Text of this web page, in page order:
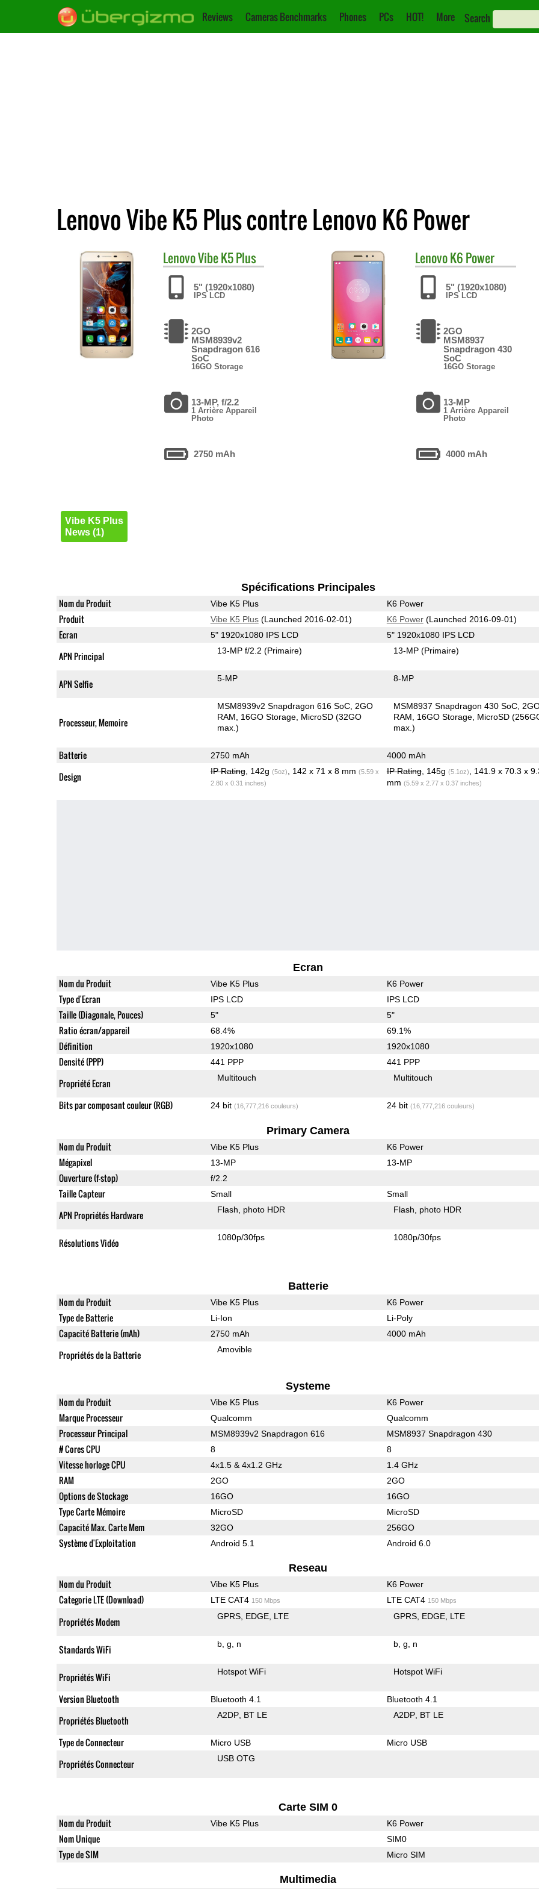
Reviews Cameras Benchmarks Phones PCs HOT! More Search
Lenovo Vibe K5 Plus contre Lenovo K6 Power
LenovoVibe K5 Plus
5" (1920x1080)
IPS LCD
2GO
MSM8939v2
Snapdragon 616
SoC
16GO Storage
13-MP, f/2.2
1 Arrière Appareil
Photo
2750 mAh
Vibe K5 Plus
News (1)
LenovoK6 Power
5" (1920x1080)
IPS LCD
2GO
MSM8937
Snapdragon 430
SoC
16GO Storage
13-MP
1 Arrière Appareil
Photo
4000 mAh
Spécifications Principales
Nom du Produit Vibe K5 Plus K6 Power
Produit Vibe K5 Plus(Launched 2016-02-01) K6 Power(Launched 2016-09-01)
Ecran 5" 1920x1080 IPS LCD 5" 1920x1080 IPS LCD
APN Principal 13-MP f/2.2(Primaire) 13-MP(Primaire)
APN Selfie 5-MP 8-MP
Processeur, Memoire
MSM8939v2 Snapdragon 616 SoC 2GO
RAM
16GO Storage MicroSD (32GO
max.)
MSM8937 Snapdragon 430 SoC
RAM
16GO Storage MicroSD
max.)
Batterie 2750 mAh 4000 mAh
Design IP Rating, 142g (5oz) , 142 x 71 x 8 mm (5.59 x
2.80 x 0.31 inches)
IP Rating, 145g (5.1oz)
, 141.9 x 70.3 x
mm (5.59 x 2.77 x 0.37 inches)
Ecran
Nom du Produit Vibe K5 Plus K6 Power
Type d'Ecran IPS LCD IPS LCD
Taille (Diagonale, Pouces) 5" 5"
Ratio écran/appareil 68.4% 69.1%
Définition 1920x1080 1920x1080
Densité (PPP) 441 PPP 441 PPP
Propriété Ecran Multitouch Multitouch
Bits par composant couleur (RGB) 24 bit (16,777,216 couleurs) 24 bit (16,777,216 couleurs)
Primary Camera
Nom du Produit Vibe K5 Plus K6 Power
Mégapixel 13-MP 13-MP
Ouverture (f-stop) f/2.2
Taille Capteur Small Small
APN Propriétés Hardware Flash photo HDR Flash photo HDR
Résolutions Vidéo 1080p/30fps 1080p/30fps
Batterie
Nom du Produit Vibe K5 Plus K6 Power
Type de Batterie Li-Ion Li-Poly
Capacité Batterie (mAh) 2750 mAh 4000 mAh
Propriétés de la Batterie Amovible
Systeme
Nom du Produit Vibe K5 Plus K6 Power
Marque Processeur Qualcomm Qualcomm
Processeur Principal MSM8939v2 Snapdragon 616 MSM8937 Snapdragon 430
# Cores CPU 8 8
Vitesse horloge CPU 4x1.5 & 4x1.2 GHz 1.4 GHz
RAM 2GO 2GO
Options de Stockage 16GO 16GO
Type Carte Mémoire MicroSD MicroSD
Capacité Max. Carte Mem 32GO 256GO
Système d'Exploitation Android 5.1 Android 6.0
Reseau
Nom du Produit Vibe K5 Plus K6 Power
Categorie LTE (Download) LTE CAT4 150 Mbps LTE CAT4 150 Mbps
Propriétés Modem GPRS EDGE LTE GPRS EDGE LTE
Standards WiFi b g n b g n
Propriétés WiFi Hotspot WiFi Hotspot WiFi
Version Bluetooth Bluetooth 4.1 Bluetooth 4.1
Propriétés Bluetooth A2DP BT LE A2DP BT LE
Type de Connecteur Micro USB Micro USB
Propriétés Connecteur USB OTG
Carte SIM 0
Nom du Produit Vibe K5 Plus K6 Power
Nom Unique SIM0
Type de SIM Micro SIM
Multimedia